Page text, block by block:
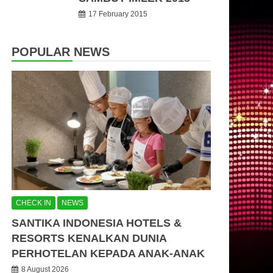
17 February 2015
POPULAR NEWS
CHECK IN NEWS
SANTIKA INDONESIA HOTELS &
RESORTS KENALKAN DUNIA
PERHOTELAN KEPADA ANAK-ANAK
8 August 2026